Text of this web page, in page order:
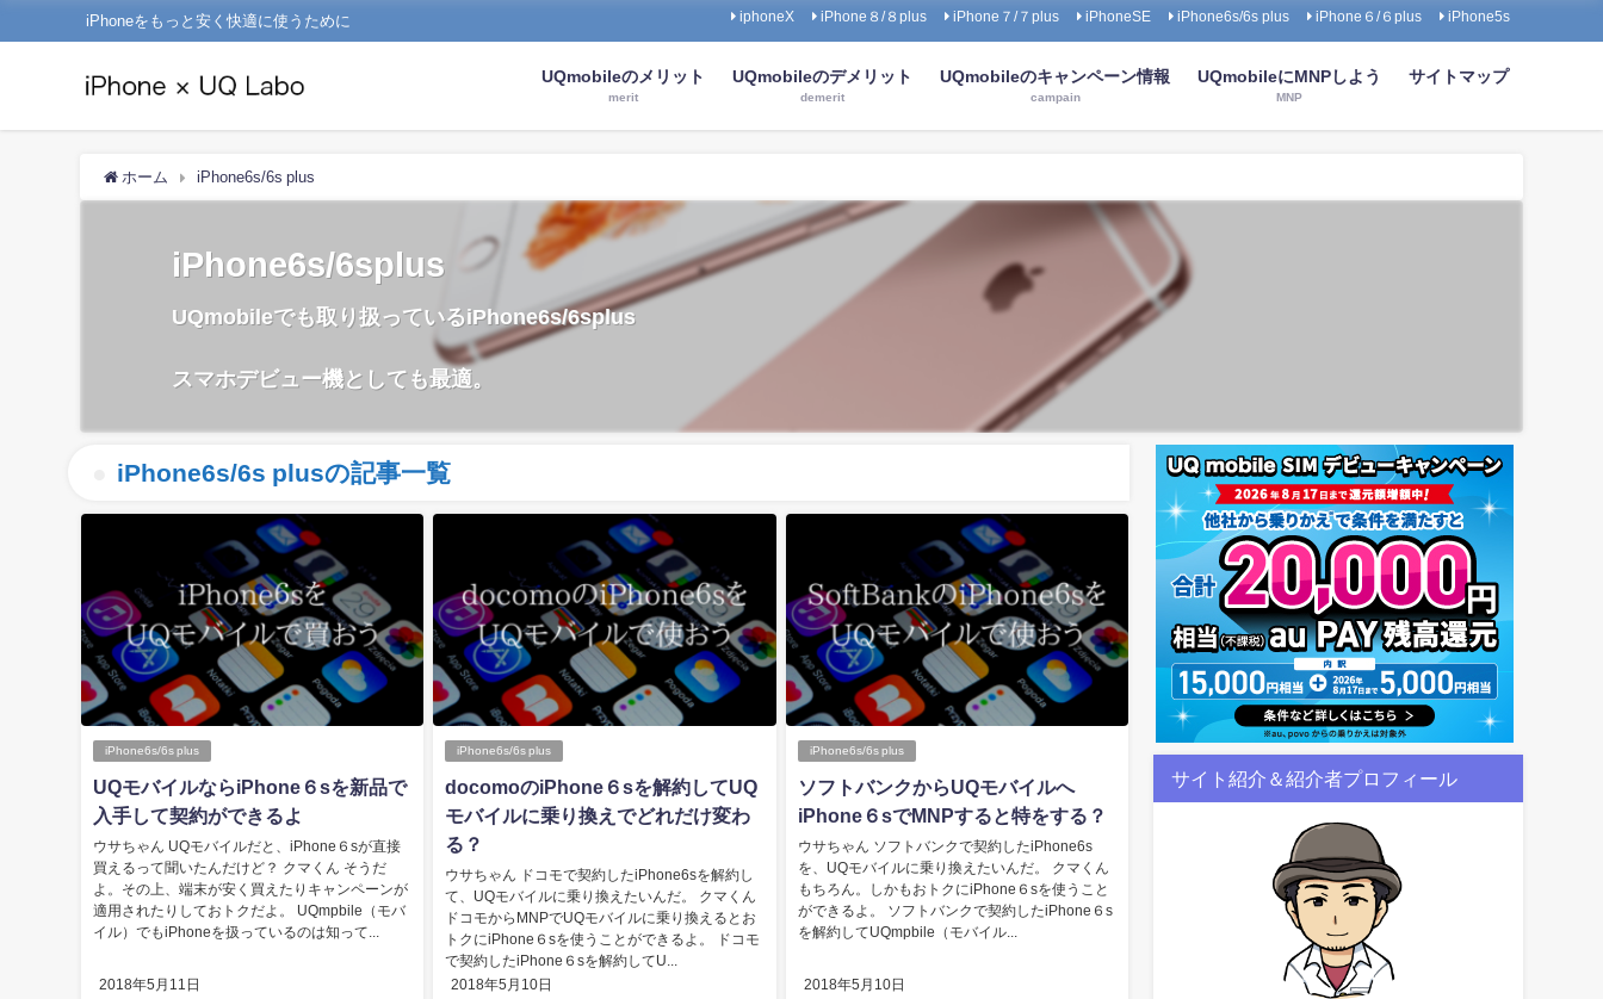
iPhoneをもっと安く快適に使うために iphoneX iPhone８/８plus iPhone７/７plus iPhoneSE iPhone6s/6s plus iPhone６/６plus iPhone5s
UQmobileのメリット
merit
UQmobileのデメリット
demerit
UQmobileのキャンペーン情報
campain
UQmobileにMNPしよう
MNP
サイトマップ
ホーム iPhone6s/6s plus
iPhone6s/6splus
UQmobileでも取り扱っているiPhone6s/6splus
スマホデビュー機としても最適。
iPhone6s/6s plusの記事一覧
iPhone6s/6s plus
UQモバイルならiPhone６sを新品で
入手して契約ができるよ
ウサちゃん UQモバイルだと、iPhone６sが直接
買えるって聞いたんだけど？ クマくん そうだ
よ。その上、端末が安く買えたりキャンペーンが
適用されたりしておトクだよ。 UQmpbile（モバ
イル）でもiPhoneを扱っているのは知って...
2018年5月11日
iPhone6s/6s plus
docomoのiPhone６sを解約してUQ
モバイルに乗り換えでどれだけ変わ
る？
ウサちゃん ドコモで契約したiPhone6sを解約し
て、UQモバイルに乗り換えたいんだ。 クマくん
ドコモからMNPでUQモバイルに乗り換えるとお
トクにiPhone６sを使うことができるよ。 ドコモ
で契約したiPhone６sを解約してU...
2018年5月10日
iPhone6s/6s plus
ソフトバンクからUQモバイルへ
iPhone６sでMNPすると特をする？
ウサちゃん ソフトバンクで契約したiPhone6s
を、UQモバイルに乗り換えたいんだ。 クマくん
もちろん。しかもおトクにiPhone６sを使うこと
ができるよ。 ソフトバンクで契約したiPhone６s
を解約してUQmpbile（モバイル...
2018年5月10日
サイト紹介＆紹介者プロフィール